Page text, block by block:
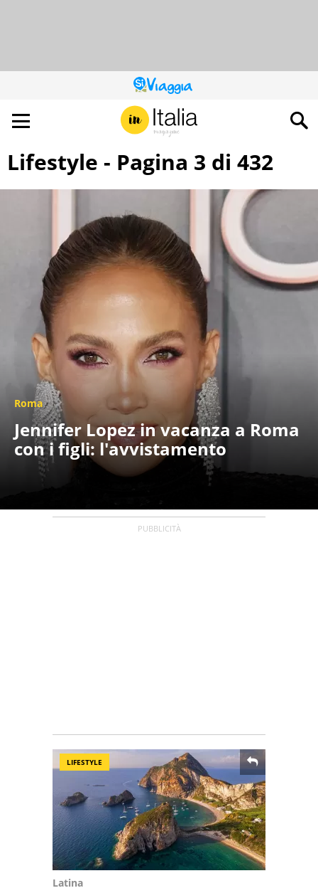
QUESTO
SITO
CONTRIBUISCE
ALL’AUDIENCE
DI
Lifestyle - Pagina 3 di 432
Roma
Jennifer Lopez in vacanza a Roma
con i figli: l'avvistamento
LIFESTYLE
Latina